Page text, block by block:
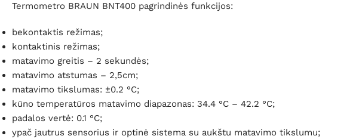
Termometro BRAUN BNT400 pagrindinės funkcijos:
bekontaktis režimas;
kontaktinis režimas;
matavimo greitis – 2 sekundės;
matavimo atstumas – 2,5cm;
matavimo tikslumas: ±0.2 °C;
kūno temperatūros matavimo diapazonas: 34.4 °C – 42.2 °C;
padalos vertė: 0.1 °C;
ypač jautrus sensorius ir optinė sistema su aukštu matavimo tikslumu;